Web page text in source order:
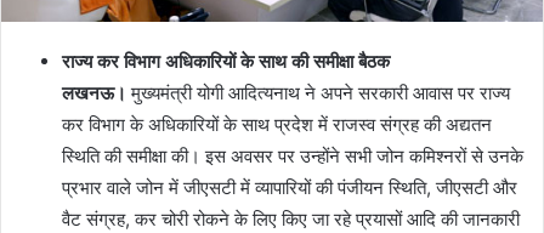
राज्य कर विभाग अधिकारियों के साथ की समीक्षा बैठक
लखनऊ। मुख्यमंत्री योगी आदित्यनाथ ने अपने सरकारी आवास पर राज्य
कर विभाग के अधिकारियों के साथ प्रदेश में राजस्व संग्रह की अद्यतन
स्थिति की समीक्षा की। इस अवसर पर उन्होंने सभी जोन कमिश्नरों से उनके
प्रभार वाले जोन में जीएसटी में व्यापारियों की पंजीयन स्थिति, जीएसटी और
वैट संग्रह, कर चोरी रोकने के लिए किए जा रहे प्रयासों आदि की जानकारी